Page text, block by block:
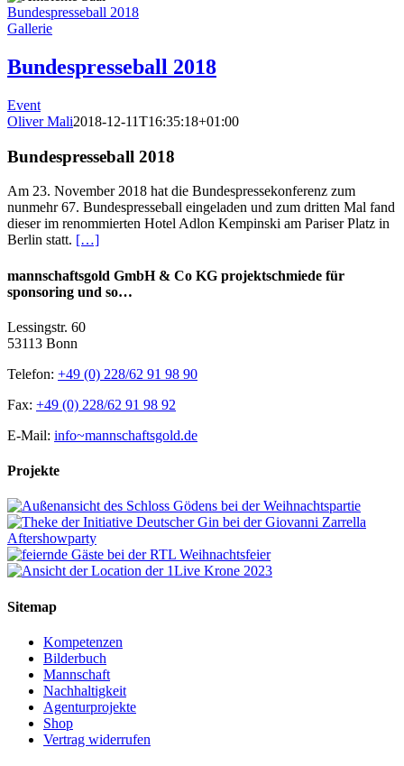
Bundespresseball 2018
Gallerie
Bundespresseball 2018
Event
Oliver Mali2018-12-11T16:35:18+01:00
Bundespresseball 2018
Am 23. November 2018 hat die Bundespressekonferenz zum
nunmehr 67. Bundespresseball eingeladen und zum dritten Mal fand
dieser im renommierten Hotel Adlon Kempinski am Pariser Platz in
Berlin statt. […]
mannschaftsgold GmbH & Co KG projektschmiede für
sponsoring und so…
Lessingstr. 60
53113 Bonn
Telefon: +49 (0) 228/62 91 98 90
Fax: +49 (0) 228/62 91 98 92
E-Mail: info~mannschaftsgold.de
Projekte
Sitemap
Kompetenzen
Bilderbuch
Mannschaft
Nachhaltigkeit
Agenturprojekte
Shop
Vertrag widerrufen